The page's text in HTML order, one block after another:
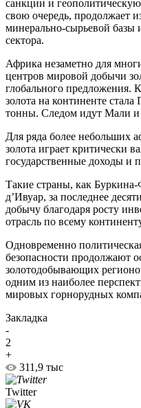
санкции и
свою очередь, продолжает
минерально-сырьевой базы
сектора.
Африка незаметно для
центров мировой добычи
глобального предложения.
золота на континенте
тонны. Следом идут Мали
Для ряда более небольших
золота играет критически
государственные доходы и
Такие страны, как
д’Ивуар, за последнее
добычу благодаря росту
отрасль по всему
Одновременно
безопасности продолжают
золотодобывающих
одним из наиболее
мировых горнорудных
Закладка
-
2
+
311,9 тыс
Twitter